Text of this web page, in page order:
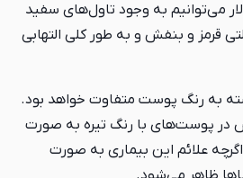
می‌توانیم به وجود تاول‌های سفید
قرمز و بنفش و به طور کلی التهابی
به رنگ پوست متفاوت خواهد بود.
در پوست‌های با رنگ تیره به صورت
علائم این بیماری به صورت